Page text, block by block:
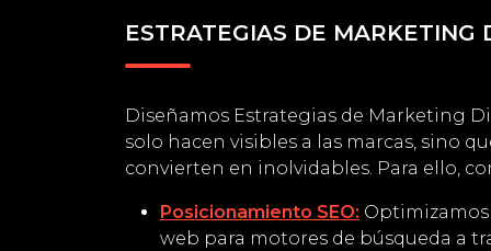
ESTRATEGIAS DE MARKETING
Diseñamos Estrategias de Marketing
solo hacen visibles a las marcas, sino
convierten en inolvidables. Para ello,
Posicionamiento SEO:
web para motores de búsqueda a